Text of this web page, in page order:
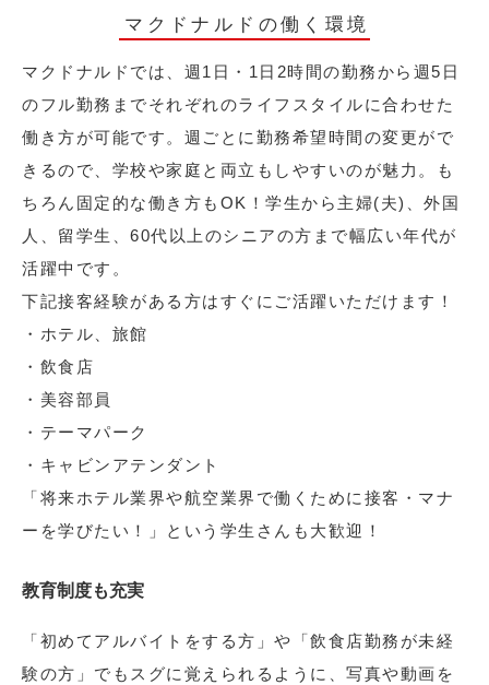
マクドナルドの働く環境
マクドナルドでは、週1日・1日2時間の勤務から週5日
のフル勤務までそれぞれのライフスタイルに合わせた
働き方が可能です。週ごとに勤務希望時間の変更がで
きるので、学校や家庭と両立もしやすいのが魅力。も
ちろん固定的な働き方もOK！学生から主婦(夫)、外国
人、留学生、60代以上のシニアの方まで幅広い年代が
活躍中です。
下記接客経験がある方はすぐにご活躍いただけます！
・ホテル、旅館
・飲食店
・美容部員
・テーマパーク
・キャビンアテンダント
「将来ホテル業界や航空業界で働くために接客・マナ
ーを学びたい！」という学生さんも大歓迎！
教育制度も充実
「初めてアルバイトをする方」や「飲食店勤務が未経
験の方」でもスグに覚えられるように、写真や動画を